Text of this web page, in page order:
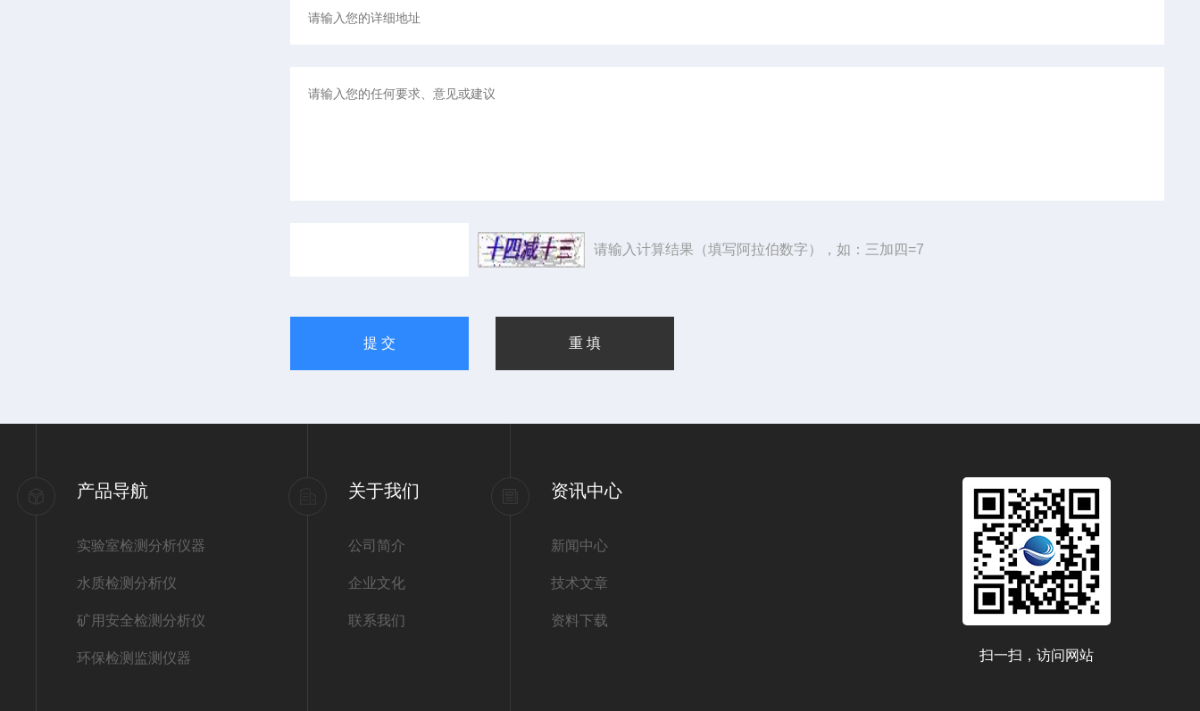
请输入计算结果（填写阿拉伯数字），如：三加四=7
产品导航
实验室检测分析仪器
水质检测分析仪
矿用安全检测分析仪
环保检测监测仪器
关于我们
公司简介
企业文化
联系我们
资讯中心
新闻中心
技术文章
资料下载
扫一扫，访问网站